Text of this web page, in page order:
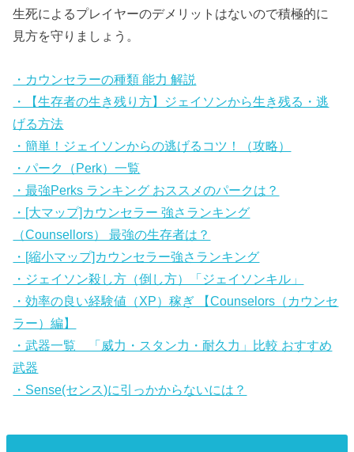
生死によるプレイヤーのデメリットはないので積極的に
見方を守りましょう。
・カウンセラーの種類 能力 解説
・【生存者の生き残り方】ジェイソンから生き残る・逃
げる方法
・簡単！ジェイソンからの逃げるコツ！（攻略）
・パーク（Perk）一覧
・最強Perks ランキング おススメのパークは？
・[大マップ]カウンセラー 強さランキング
（Counsellors） 最強の生存者は？
・[縮小マップ]カウンセラー強さランキング
・ジェイソン殺し方（倒し方）「ジェイソンキル」
・効率の良い経験値（XP）稼ぎ 【Counselors（カウンセ
ラー）編】
・武器一覧 「威力・スタン力・耐久力」比較 おすすめ
武器
・Sense(センス)に引っかからないには？